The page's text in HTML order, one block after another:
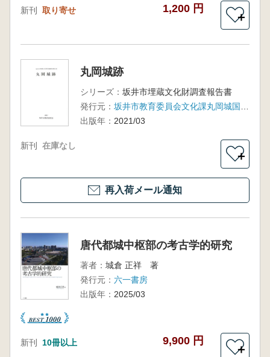
新刊 取り寄せ 1,200 円
＋
丸岡城跡
シリーズ： 坂井市埋蔵文化財調査報告書
発行元：
出版年： 2021/03
新刊 在庫なし
＋
再入荷メール通知
唐代都城中枢部の考古学的研究
著者： 城倉 正祥 著
発行元： 六一書房
出版年： 2025/03
新刊 10冊以上 9,900 円
＋